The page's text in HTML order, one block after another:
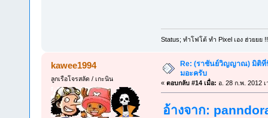
Status; ทำโฟโต้ ทำ Pixel เอง ฮ่วยยย
kawee1994
ลูกเรือโจรสลัด / เกะนิน
Re: (ราชันย์วิญญาณ) มิติที่
มอะครับ
« ตอบกลับ #14 เมื่อ: อ. 28 ก.พ. 2012
อ้างจาก: